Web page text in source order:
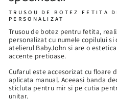
TRUSOU DE BOTEZ FETITA
PERSONALIZAT
Trusou de botez pentru fetita,
personalizat cu numele copilului
atelierul BabyJohn si are o
accente pretioase.
Cufarul este accesorizat cu floare
aplicata manual. Aceeasi banda
sticluta pentru mir si pe cutia
unitar.